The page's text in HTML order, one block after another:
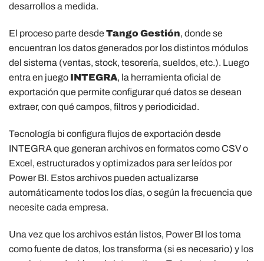
desarrollos a medida.
El proceso parte desdeTango Gestión, donde se
encuentran los datos generados por los distintos módulos
del sistema (ventas, stock, tesorería, sueldos, etc.). Luego
entra en juego INTEGRA, la herramienta oficial de
exportación que permite configurar qué datos se desean
extraer, con qué campos, filtros y periodicidad.
Tecnología bi configura flujos de exportación desde
INTEGRA que generan archivos en formatos como CSV o
Excel, estructurados y optimizados para ser leídos por
Power BI. Estos archivos pueden actualizarse
automáticamente todos los días, o según la frecuencia que
necesite cada empresa.
Una vez que los archivos están listos, Power BI los toma
como fuente de datos, los transforma (si es necesario) y los